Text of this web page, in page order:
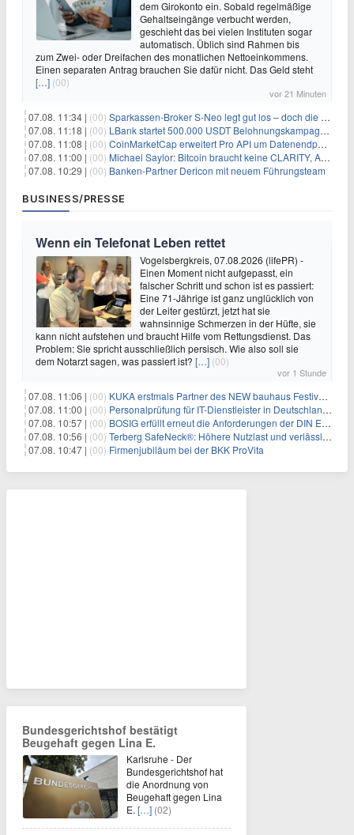
dem Girokonto ein. Sobald regelmäßige
Gehaltseingänge verbucht werden,
geschieht das bei vielen Instituten sogar
automatisch. Üblich sind Rahmen bis
zum Zwei- oder Dreifachen des monatlichen Nettoeinkommens.
Einen separaten Antrag brauchen Sie dafür nicht. Das Geld steht
[…] (00)
vor 21 Minuten
07.08. 11:34 | (00) Sparkassen-Broker S-Neo legt gut los – doch die Schwachstellen bleiben
07.08. 11:18 | (00) LBank startet 500.000 USDT Belohnungskampagne mit Pudgy Penguins
07.08. 11:08 | (00) CoinMarketCap erweitert Pro API um Datenendpunkte für reale Vermögenswerte
07.08. 11:00 | (00) Michael Saylor: Bitcoin braucht keine CLARITY, Amerika schon
07.08. 10:29 | (00) Banken-Partner Dericon mit neuem Führungsteam
BUSINESS/PRESSE
Wenn ein Telefonat Leben rettet
Vogelsbergkreis, 07.08.2026 (lifePR) -
Einen Moment nicht aufgepasst, ein
falscher Schritt und schon ist es passiert:
Eine 71-Jährige ist ganz unglücklich von
der Leiter gestürzt, jetzt hat sie
wahnsinnige Schmerzen in der Hüfte, sie
kann nicht aufstehen und braucht Hilfe vom Rettungsdienst. Das
Problem: Sie spricht ausschließlich persisch. Wie also soll sie
dem Notarzt sagen, was passiert ist? […] (00)
vor 1 Stunde
07.08. 11:06 | (00) KUKA erstmals Partner des NEW bauhaus Festivals 2026 in Weimar
07.08. 11:00 | (00) Personalprüfung für IT-Dienstleister in Deutschland: Was öffentliche Auftraggeber jetzt voraussetzen
07.08. 10:57 | (00) BOSIG erfüllt erneut die Anforderungen der DIN EN ISO 45001
07.08. 10:56 | (00) Terberg SafeNeck®: Höhere Nutzlast und verlässliche Fahrstabilität auf steilen Rampen
07.08. 10:47 | (00) Firmenjubiläum bei der BKK ProVita
Bundesgerichtshof bestätigt
Beugehaft gegen Lina E.
Karlsruhe - Der
Bundesgerichtshof hat
die Anordnung von
Beugehaft gegen Lina
E.[…] (02)